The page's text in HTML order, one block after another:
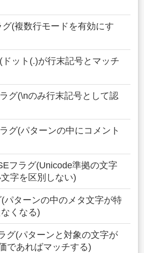
(複数行モードを有効にす
ット(.)が行末記号とマッチ
グ(\nのみ行末記号として認
グ(パターンの中にコメント
フラグ(Unicode準拠の文字
字を区別しない)
パターンの中のメタ文字が特
くなる)
グ(パターンと対象の文字が
であればマッチする)